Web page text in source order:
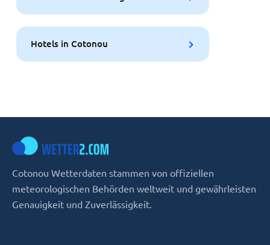
Hotels in Cotonou
Cotonou Wetterdaten stammen von offiziellen
meteorologischen Behörden weltweit und gewährleisten
Genauigkeit und Zuverlässigkeit.